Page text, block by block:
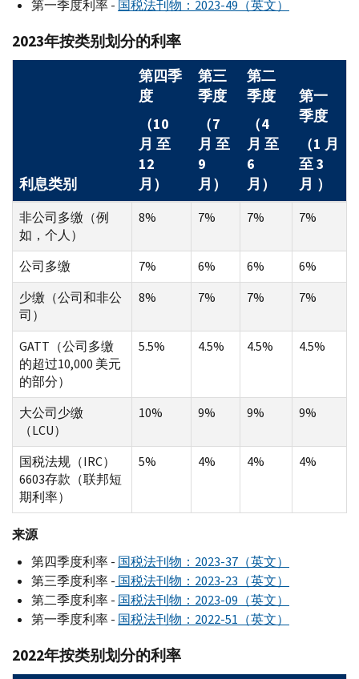
第一季度利率 - 国税法刊物：2023-49（英文）
2023年按类别划分的利率
利息类别
第四季
度
（10
月 至
12
月）
第三
季度
（7
月 至
9
月）
第二
季度
（4
月 至
6
月）
第一
季度
（1 月
至 3
月 ）
非公司多缴（例
如，个人）
8% 7% 7% 7%
公司多缴 7% 6% 6%
6%
少缴（公司和非公
司）
8% 7% 7% 7%
GATT（公司多缴
的超过10,000 美元
的部分）
5.5% 4.5% 4.5% 4.5%
大公司少缴
（LCU）
10% 9% 9% 9%
国税法规（IRC）
6603存款（联邦短
期利率）
5% 4% 4% 4%
来源
第四季度利率 - 国税法刊物：2023-37（英文）
第三季度利率 - 国税法刊物：2023-23（英文）
第二季度利率 - 国税法刊物：2023-09（英文）
第一季度利率 - 国税法刊物：2022-51（英文）
2022年按类别划分的利率